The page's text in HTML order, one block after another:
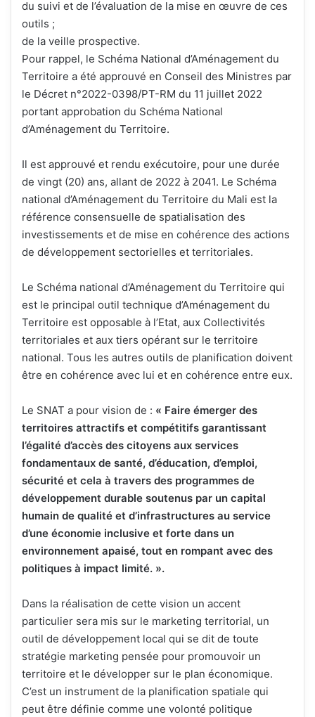
du suivi et de l’évaluation de la mise en œuvre de ces
outils ;
de la veille prospective.
Pour rappel, le Schéma National d’Aménagement du
Territoire a été approuvé en Conseil des Ministres par
le Décret n°2022-0398/PT-RM du 11 juillet 2022
portant approbation du Schéma National
d’Aménagement du Territoire.
Il est approuvé et rendu exécutoire, pour une durée
de vingt (20) ans, allant de 2022 à 2041. Le Schéma
national d’Aménagement du Territoire du Mali est la
référence consensuelle de spatialisation des
investissements et de mise en cohérence des actions
de développement sectorielles et territoriales.
Le Schéma national d’Aménagement du Territoire qui
est le principal outil technique d’Aménagement du
Territoire est opposable à l’Etat, aux Collectivités
territoriales et aux tiers opérant sur le territoire
national. Tous les autres outils de planification doivent
être en cohérence avec lui et en cohérence entre eux.
Le SNAT a pour vision de : « Faire émerger des
territoires attractifs et compétitifs garantissant
l’égalité d’accès des citoyens aux services
fondamentaux de santé, d’éducation, d’emploi,
sécurité et cela à travers des programmes de
développement durable soutenus par un capital
humain de qualité et d’infrastructures au service
d’une économie inclusive et forte dans un
environnement apaisé, tout en rompant avec des
politiques à impact limité. ».
Dans la réalisation de cette vision un accent
particulier sera mis sur le marketing territorial, un
outil de développement local qui se dit de toute
stratégie marketing pensée pour promouvoir un
territoire et le développer sur le plan économique.
C’est un instrument de la planification spatiale qui
peut être définie comme une volonté politique